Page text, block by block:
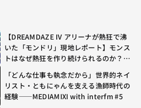
【DREAMDAZE Ⅳ アリーナが熱狂で沸
いた「モンドリ」現地レポート】モンス
トはなぜ熱狂を作り続けられるのか？コ
や、兎田ぺこら、壱百満天原サロメらも
集結
「どんな仕事も執念だから」世界的ネイ
リスト・ともにゃんを支える漁師時代の
経験——MEDIAMIXI with interfm #5